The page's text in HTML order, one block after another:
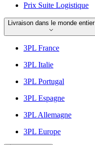
Prix Suite Logistique
Livraison dans le monde entier
3PL France
3PL Italie
3PL Portugal
3PL Espagne
3PL Allemagne
3PL Europe